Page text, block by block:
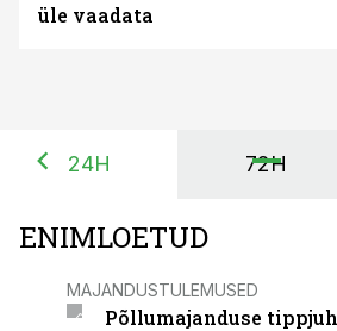
üle vaadata
24H 72H
ENIMLOETUD
MAJANDUSTULEMUSED
Põllumajanduse